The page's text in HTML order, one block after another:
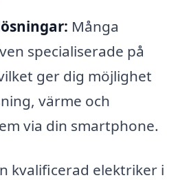
Många
specialiserade på
ger dig möjlighet
värme och
via din smartphone.
kvalificerad elektriker i